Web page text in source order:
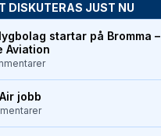
DISKUTERAS JUST NU
startar på Bromma –
Aviation
jobb